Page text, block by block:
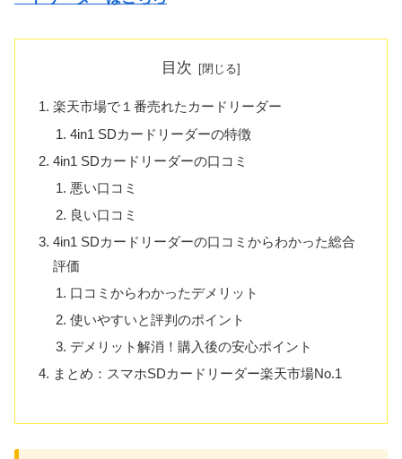
目次
楽天市場で１番売れたカードリーダー
4in1 SDカードリーダーの特徴
4in1 SDカードリーダーの口コミ
悪い口コミ
良い口コミ
4in1 SDカードリーダーの口コミからわかった総合
評価
口コミからわかったデメリット
使いやすいと評判のポイント
デメリット解消！購入後の安心ポイント
まとめ：スマホSDカードリーダー楽天市場No.1